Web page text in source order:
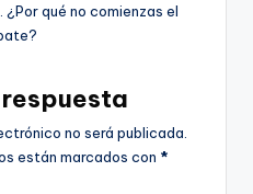
qué no comienzas el
no será publicada.
están marcados con *